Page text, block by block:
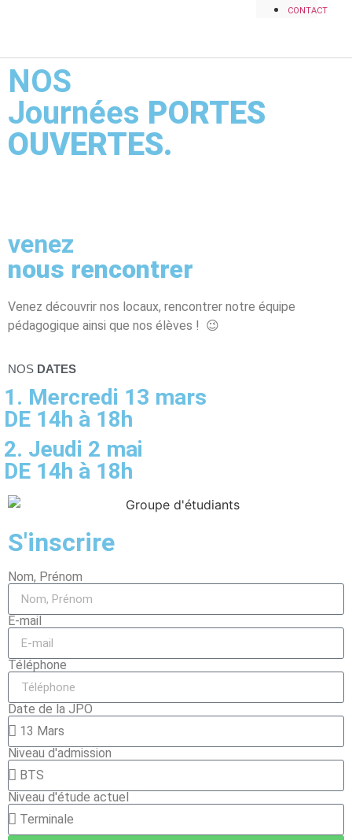
CONTACT
NOS
Journées PORTES
OUVERTES.
venez
nous rencontrer
Venez découvrir nos locaux, rencontrer notre équipe
pédagogique ainsi que nos élèves ! 😉
NOS DATES
1. Mercredi 13 mars
DE 14h à 18h
2. Jeudi 2 mai
DE 14h à 18h
S'inscrire
Nom, Prénom
E-mail
Téléphone
Date de la JPO
Niveau d'admission
Niveau d'étude actuel